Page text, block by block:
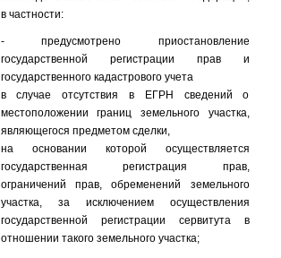
в частности:
- предусмотрено приостановление
государственной регистрации прав и
государственного кадастрового учета
в случае отсутствия в ЕГРН сведений о
местоположении границ земельного участка,
являющегося предметом сделки,
на основании которой осуществляется
государственная регистрация прав,
ограничений прав, обременений земельного
участка, за исключением осуществления
государственной регистрации сервитута в
отношении такого земельного участка;